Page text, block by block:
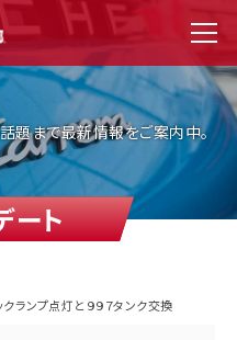
WITH（ウィズ） menu
題まで最新情報をご案内中。
ート
クランプ点灯と９９７タンク交換